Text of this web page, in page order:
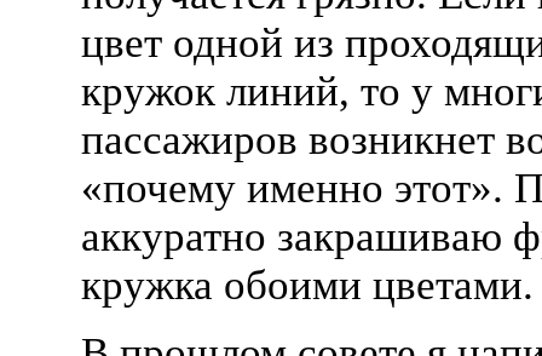
цвет одной из
кружок линий, то у
пассажиров возникнет
«почему именно этот».
аккуратно закрашиваю
кружка обоими цветами.